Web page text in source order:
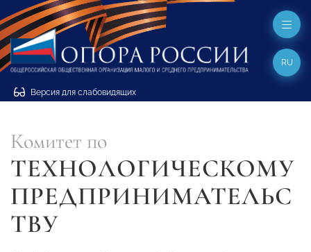
Версия для слабовидящих
RU
Комитет по
ТЕХНОЛОГИЧЕСКОМУ
ПРЕДПРИНИМАТЕЛЬС
ТВУ